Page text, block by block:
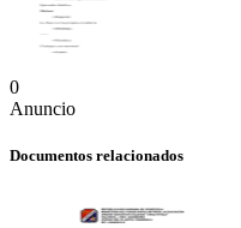
0
Anuncio
Documentos relacionados